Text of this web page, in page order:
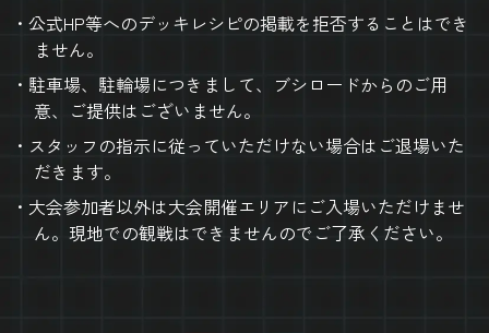
公式HP等へのデッキレシピの掲載を拒否することはでき
ません。
駐車場、駐輪場につきまして、ブシロードからのご用
意、ご提供はございません。
スタッフの指示に従っていただけない場合はご退場いた
だきます。
大会参加者以外は大会開催エリアにご入場いただけませ
ん。現地での観戦はできませんのでご了承ください。